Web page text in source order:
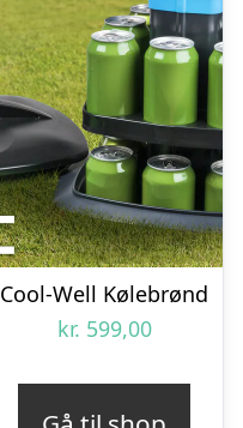
Cool-Well Kølebrønd
kr. 599,00